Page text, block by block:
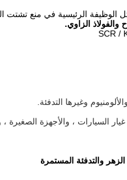
والفولاذ الزاوي.
وغيرها التدفئة.
السيارات ، والأجهزة الصغيرة
والتدفئة المستمرة